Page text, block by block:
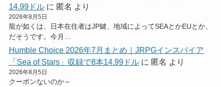
14.99ドルに 匿名 より
2026年8月5日
龍が如くは、日本在住者はJP鍵、地域によってSEAとかEUとか、
だそうです。今月…
Humble Choice 2026年7月まとめ｜JRPGインスパイア
「Sea of Stars」収録で8本14.99ドルに 匿名 より
2026年8月5日
クーポンないのか～